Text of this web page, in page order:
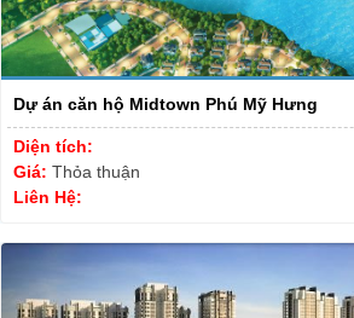
Dự án căn hộ Midtown Phú Mỹ Hưng
Diện tích:
Giá: Thỏa thuận
Liên Hệ: